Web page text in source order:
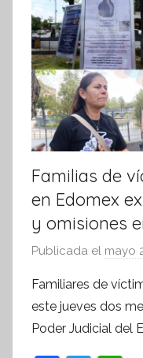
Familias de
en Edomex
y omisiones
Publicada el mayo
Familiares de
este jueves dos
Poder Judicial del